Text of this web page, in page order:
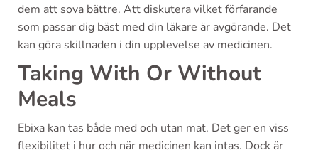
dem att sova bättre. Att diskutera vilket förfarande
som passar dig bäst med din läkare är avgörande. Det
kan göra skillnaden i din upplevelse av medicinen.
Taking With Or Without
Meals
Ebixa kan tas både med och utan mat. Det ger en viss
flexibilitet i hur och när medicinen kan intas. Dock är